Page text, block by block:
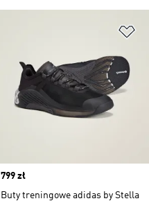
Price
799 zł
Buty treningowe adidas by Stella